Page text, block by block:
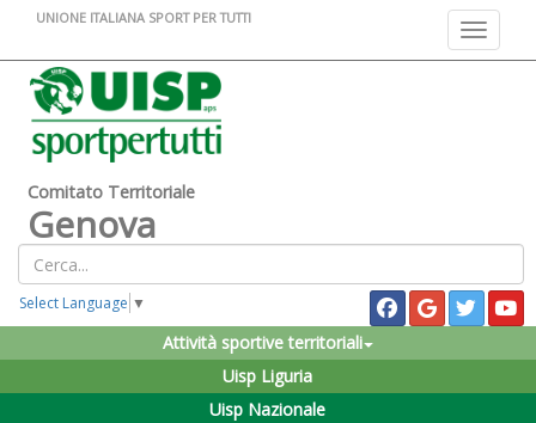
Toggle
UNIONE ITALIANA SPORT PER TUTTI
Comitato Territoriale
Genova
Select Language ▼
Attività sportive territoriali
Uisp Liguria
Uisp Nazionale